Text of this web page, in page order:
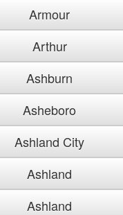
Armour
Arthur
Ashburn
Asheboro
Ashland City
Ashland
Ashland